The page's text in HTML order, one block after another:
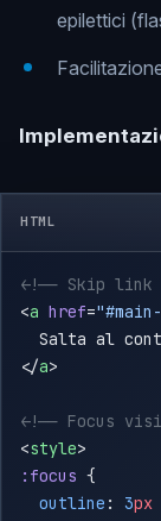
epilettici
HTML
<a href=
</a
<style
:focus
  outline
: 3px